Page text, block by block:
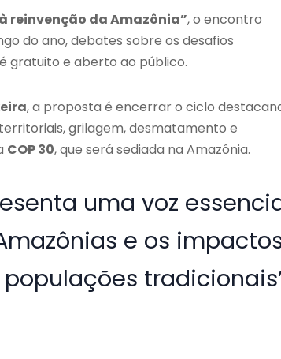
reinvenção da Amazônia”, o encontro
do ano, debates sobre os desafios
gratuito e aberto ao público.
, a proposta é encerrar o ciclo
grilagem, desmatamento e
COP 30, que será sediada na Amazônia.
uma voz
e os